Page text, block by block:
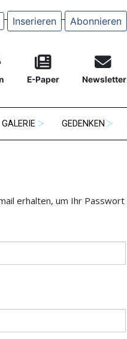
Inserieren Abonnieren
E-Paper Newsletter
GALERIE GEDENKEN